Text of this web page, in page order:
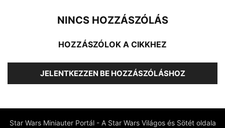
NINCS HOZZÁSZÓLÁS
HOZZÁSZÓLOK A CIKKHEZ
JELENTKEZZEN BE HOZZÁSZÓLÁSHOZ
Star Wars Miniauter Portál - A Star Wars Világos és Sötét oldala